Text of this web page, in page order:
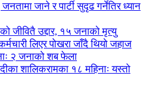
जाने र पार्टी सुदृढ गर्नेतिर ध्यान
जीवितै उद्दार, १५ जनाको मृत्यु
लिएर पोखरा जाँदै थियो जहाज
२ जनाको शब फेला
शालिकरामका १८ महिनाः यस्तो